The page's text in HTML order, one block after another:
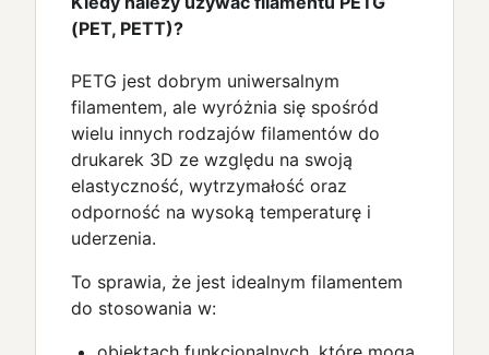
(PET, PETT)?
PETG jest dobrym uniwersalnym
filamentem, ale wyróżnia się spośród
wielu innych rodzajów filamentów do
drukarek 3D ze względu na swoją
elastyczność, wytrzymałość oraz
odporność na wysoką temperaturę i
uderzenia.
To sprawia, że jest idealnym filamentem
do stosowania w: